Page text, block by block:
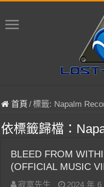
首頁 /標籤: Napalm
依標籤歸檔：
BLEED FROM
(OFFICIAL MUSIC
寂寞先生 2024 年 6